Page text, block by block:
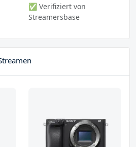
✅ Verifiziert von
Streamersbase